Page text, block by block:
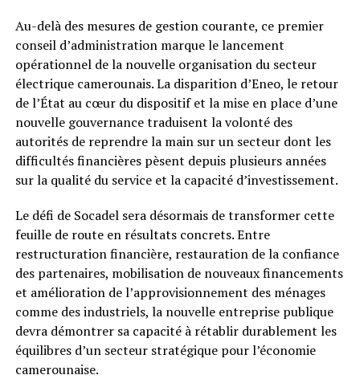
Au-delà des mesures de gestion courante, ce premier
conseil d’administration marque le lancement
opérationnel de la nouvelle organisation du secteur
électrique camerounais. La disparition d’Eneo, le retour
de l’État au cœur du dispositif et la mise en place d’une
nouvelle gouvernance traduisent la volonté des
autorités de reprendre la main sur un secteur dont les
difficultés financières pèsent depuis plusieurs années
sur la qualité du service et la capacité d’investissement.
Le défi de Socadel sera désormais de transformer cette
feuille de route en résultats concrets. Entre
restructuration financière, restauration de la confiance
des partenaires, mobilisation de nouveaux financements
et amélioration de l’approvisionnement des ménages
comme des industriels, la nouvelle entreprise publique
devra démontrer sa capacité à rétablir durablement les
équilibres d’un secteur stratégique pour l’économie
camerounaise.